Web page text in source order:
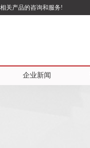
关产品的咨询和服务!
企业新闻